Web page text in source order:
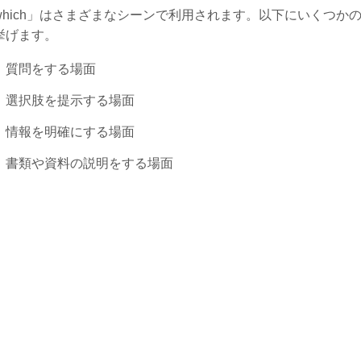
」はさまざまなシーンで利用されます。以下にいくつか
げます。
質問をする場面
選択肢を提示する場面
情報を明確にする場面
書類や資料の説明をする場面